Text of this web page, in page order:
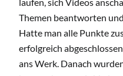
Themen beantworten
Hatte man alle Punkte
erfolgreich
ans Werk. Danach